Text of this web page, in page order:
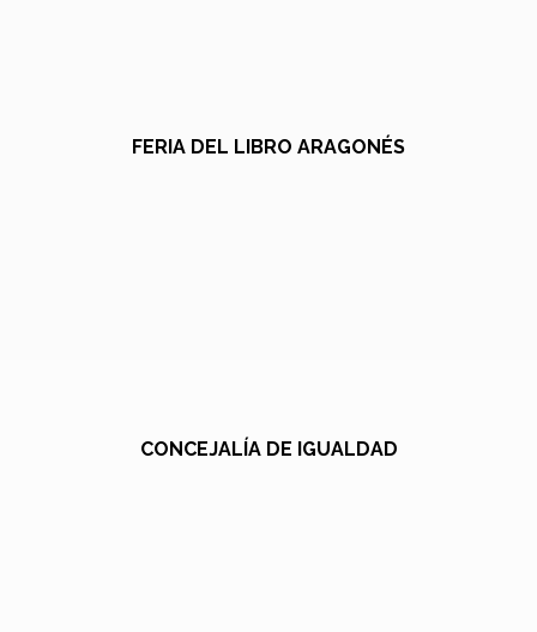
FERIA DEL LIBRO ARAGONÉS
CONCEJALÍA DE IGUALDAD